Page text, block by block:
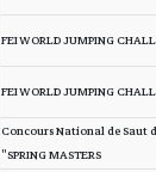
FEI WORLD JUMPING
FEI WORLD JUMPING
Concours National de Saut
SPRING MASTERS"